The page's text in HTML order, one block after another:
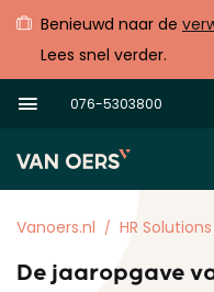
Benieuwd naar de
Lees snel verder.
076-5303800
Vanoers.nl HR Solutions
De jaaropgave